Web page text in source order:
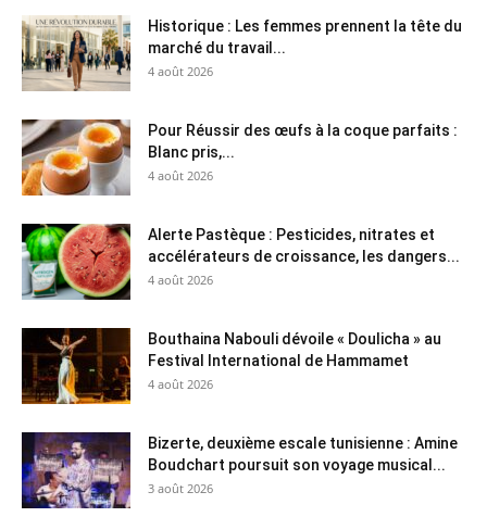
Historique : Les femmes prennent la tête du
marché du travail...
4 août 2026
Pour Réussir des œufs à la coque parfaits :
Blanc pris,...
4 août 2026
Alerte Pastèque : Pesticides, nitrates et
accélérateurs de croissance, les dangers...
4 août 2026
Bouthaina Nabouli dévoile « Doulicha » au
Festival International de Hammamet
4 août 2026
Bizerte, deuxième escale tunisienne : Amine
Boudchart poursuit son voyage musical...
3 août 2026